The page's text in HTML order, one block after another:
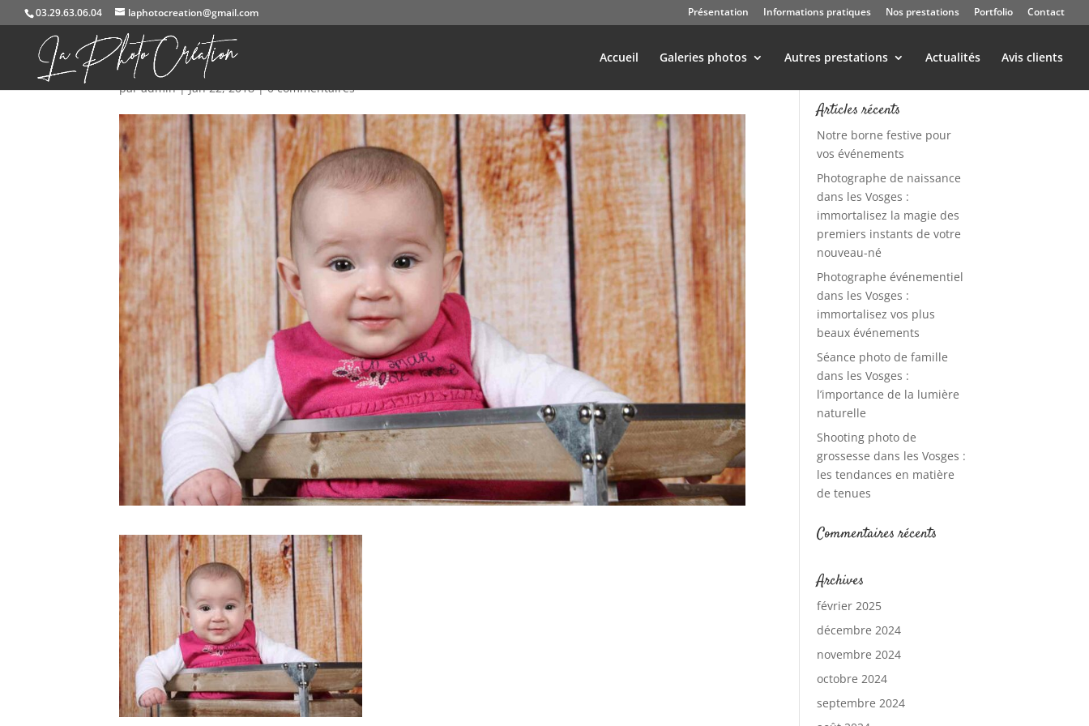
03.29.63.06.04 laphotocreation@gmail.com Présentation Informations pratiques Nos prestations Portfolio Contact
Accueil Galeries photos Autres prestations Actualités Avis clients
portraits-enfants (6)
paradmin|Jan 22, 2018|0 commentaires
Articles récents
Notre borne festive pour
vos événements
Photographe de naissance
dans les Vosges :
immortalisez la magie des
premiers instants de votre
nouveau-né
Photographe événementiel
dans les Vosges :
immortalisez vos plus
beaux événements
Séance photo de famille
dans les Vosges :
l’importance de la lumière
naturelle
Shooting photo de
grossesse dans les Vosges :
les tendances en matière
de tenues
Commentaires récents
Archives
février 2025
décembre 2024
novembre 2024
octobre 2024
septembre 2024